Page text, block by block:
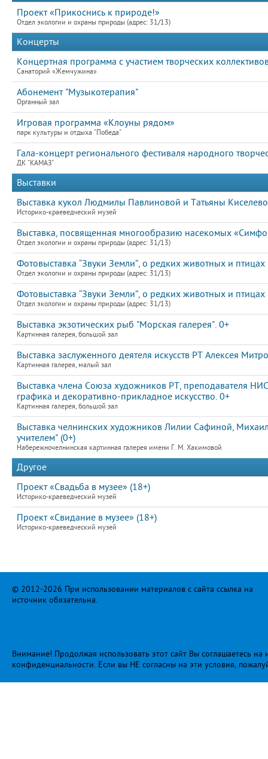
Проект «Прикоснись к природе!»
Отдел экологии и охраны природы (адрес: 31/13)
Концерты
Концертная программа с участием творческих
Санаторий «Жемчужина»
Абонемент "Музыкотерапия"
Органный зал
Игровая программа «Клоуны рядом»
парк культуры и отдыха "Победа"
Гала-концерт регионального фестиваля народного
ДК "КАМАЗ"
Выставки
Выставка кукол Людмилы Павлиновой и Татьяны
Историко-краеведческий музей
Выставка, посвященная многообразию насекомых
Отдел экологии и охраны природы (адрес: 31/13)
Фотовыставка “Звуки Земли”, о редких животных и
Отдел экологии и охраны природы (адрес: 31/13)
Фотовыставка “Звуки Земли”, о редких животных и
Отдел экологии и охраны природы (адрес: 31/13)
Выставка экзотических рыб "Морская галерея". 0+
Картинная галерея, большой зал
Выставка заслуженного деятеля искусств РТ Алексея
Картинная галерея, малый зал
Выставка члена Союза художников РТ, преподавателя
графика и декоративно-прикладное искусство. 0+
Картинная галерея, большой зал
Выставка челнинских художников Лилии Сафиной,
учителем" (0+)
Набережночелнинская картинная галерея имени Г. М. Хакимовой
Другое
Проект «Свадьба в музее» (18+)
Историко-краеведческий музей
Проект «Свидание в музее» (18+)
Историко-краеведческий музей
© 2012-2026 При использовании материалов с сайта ссылка на
источник обязательна.
Внимание! Продолжая использовать этот сайт Вы соглашаетесь
конфиденциальности. Если вы НЕ согласны на эти условия,